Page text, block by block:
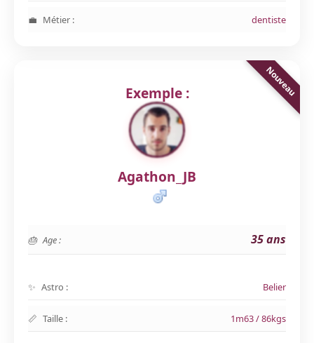
Métier : dentiste
Exemple :
Agathon_JB
Age : 35 ans
Astro : Belier
Taille : 1m63 / 86kgs